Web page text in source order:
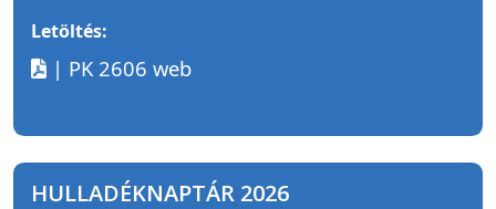
Letöltés:
| PK 2606 web
HULLADÉKNAPTÁR 2026